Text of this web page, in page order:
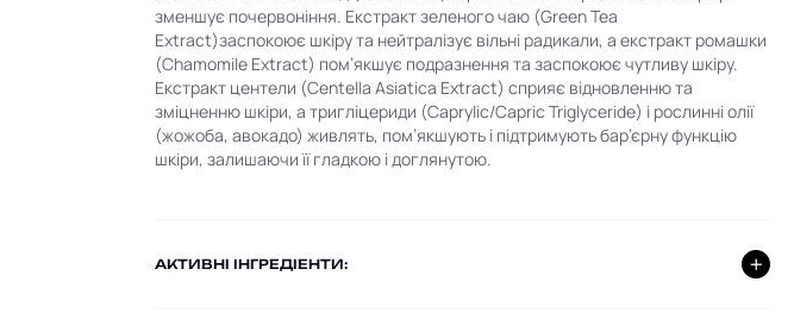
зменшує почервоніння. Екстракт зеленого чаю (Green Tea
Extract)заспокоює шкіру та нейтралізує вільні радикали, а екстракт ромашки
(Chamomile Extract) пом’якшує подразнення та заспокоює чутливу шкіру.
Екстракт центели (Centella Asiatica Extract) сприяє відновленню та
зміцненню шкіри, а тригліцериди (Caprylic/Capric Triglyceride) і рослинні олії
(жожоба, авокадо) живлять, пом’якшують і підтримують бар’єрну функцію
шкіри, залишаючи її гладкою і доглянутою.
AКТИВНІ ІНГРЕДІЕНТИ: